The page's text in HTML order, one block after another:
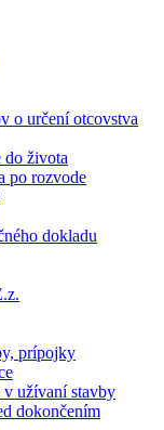
o určení otcovstva
do života
po rozvode
dokladu
prípojky
užívaní stavby
dokončením